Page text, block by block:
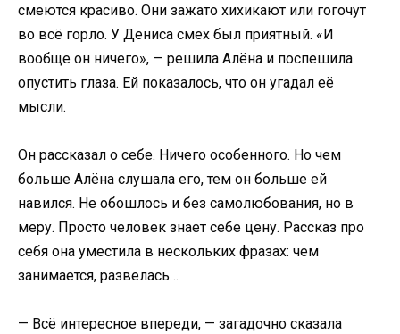
смеются красиво. Они зажато хихикают или гогочут
во всё горло. У Дениса смех был приятный. «И
вообще он ничего», — решила Алёна и поспешила
опустить глаза. Ей показалось, что он угадал её
мысли.
Он рассказал о себе. Ничего особенного. Но чем
больше Алёна слушала его, тем он больше ей
навился. Не обошлось и без самолюбования, но в
меру. Просто человек знает себе цену. Рассказ про
себя она уместила в нескольких фразах: чем
занимается, развелась…
— Всё интересное впереди, — загадочно сказала